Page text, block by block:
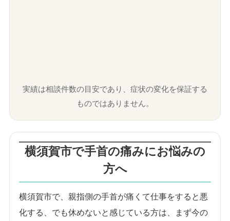
実績は相談件数の目安であり、症状の変化を保証する
ものではありません。
横須賀市で手首の痛みにお悩みの
方へ
横須賀市で、親指側の手首が痛くて仕事をすると悪
化する、でも休めないと感じている方は、まず今の